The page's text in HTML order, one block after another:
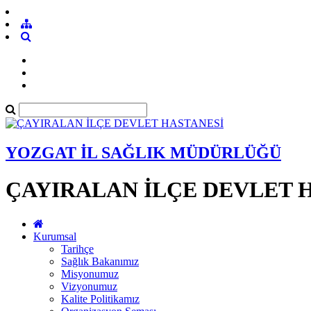
YOZGAT İL SAĞLIK MÜDÜRLÜĞÜ
ÇAYIRALAN İLÇE DEVLET
Kurumsal
Tarihçe
Sağlık Bakanımız
Misyonumuz
Vizyonumuz
Kalite Politikamız